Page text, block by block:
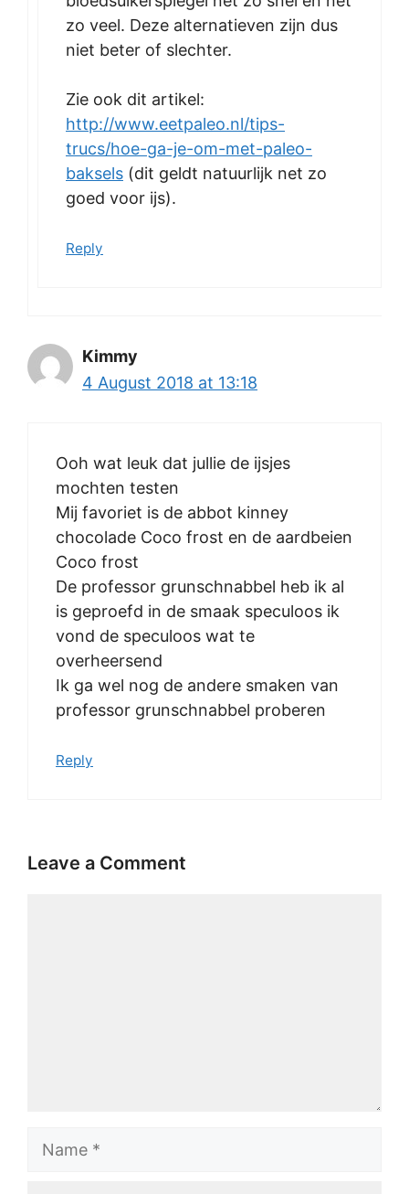
zo veel. Deze alternatieven zijn dus
niet beter of slechter.
Zie ook dit artikel:
http://www.eetpaleo.nl/tips-
trucs/hoe-ga-je-om-met-paleo-
baksels (dit geldt natuurlijk net zo
goed voor ijs).
Reply
Kimmy
4 August 2018 at 13:18
Ooh wat leuk dat jullie de ijsjes
mochten testen
Mij favoriet is de abbot kinney
chocolade Coco frost en de aardbeien
Coco frost
De professor grunschnabbel heb ik al
is geproefd in de smaak speculoos ik
vond de speculoos wat te
overheersend
Ik ga wel nog de andere smaken van
professor grunschnabbel proberen
Reply
Leave a Comment